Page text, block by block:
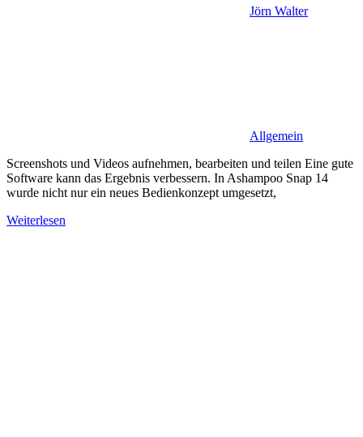
Jörn Walter
Allgemein
Screenshots und Videos aufnehmen, bearbeiten und teilen Eine gute
Software kann das Ergebnis verbessern. In Ashampoo Snap 14
wurde nicht nur ein neues Bedienkonzept umgesetzt,
Weiterlesen